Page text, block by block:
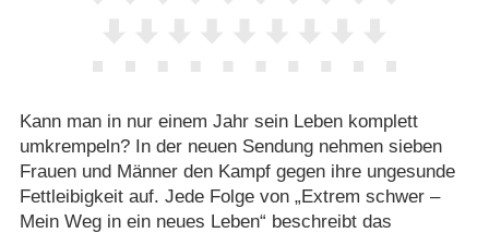
Kann man in nur einem Jahr sein Leben komplett
umkrempeln? In der neuen Sendung nehmen sieben
Frauen und Männer den Kampf gegen ihre ungesunde
Fettleibigkeit auf. Jede Folge von „Extrem schwer –
Mein Weg in ein neues Leben“ beschreibt das